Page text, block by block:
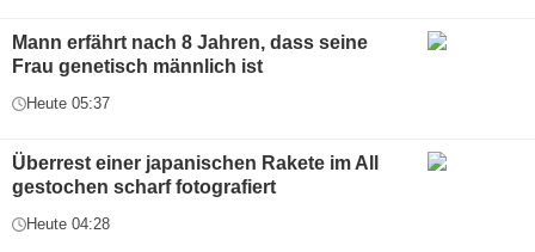
Mann erfährt nach 8 Jahren, dass seine
Frau genetisch männlich ist
Heute 05:37
Überrest einer japanischen Rakete im All
gestochen scharf fotografiert
Heute 04:28